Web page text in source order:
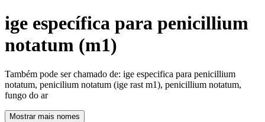
ige específica para penicillium
notatum (m1)
Também pode ser chamado de: ige especifica para penicillium
notatum, penicilium notatum (ige rast m1), penicillium notatum,
fungo do ar
Mostrar mais nomes